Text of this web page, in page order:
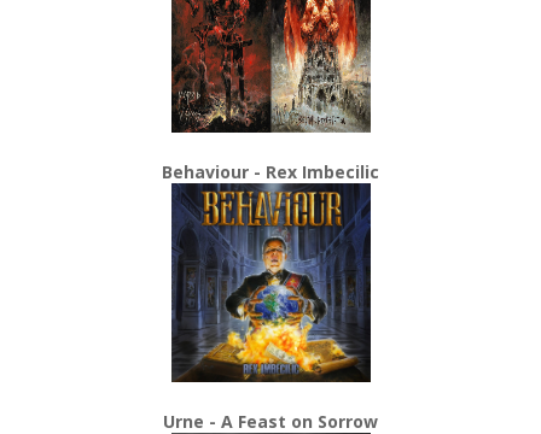
Behaviour - Rex Imbecilic
Urne - A Feast on Sorrow